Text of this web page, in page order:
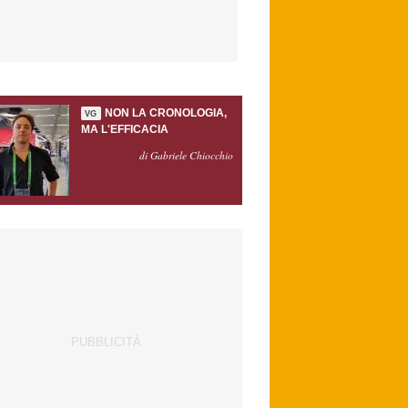
VG
NON LA CRONOLOGIA,
MA L'EFFICACIA
di Gabriele Chiocchio